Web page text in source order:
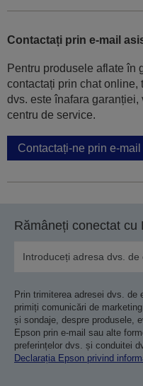
Contactați prin e-mail
Pentru produsele aflate în
contactați prin chat online,
dvs. este înafara
centru de service.
Contactați-ne prin e-mail
Rămâneți conectat cu
Prin trimiterea adresei dvs.
primiți comunicări de
și sondaje, despre produsele,
Epson prin e-mail sau alte
preferințelor dvs. și conduitei
Declarația Epson privind